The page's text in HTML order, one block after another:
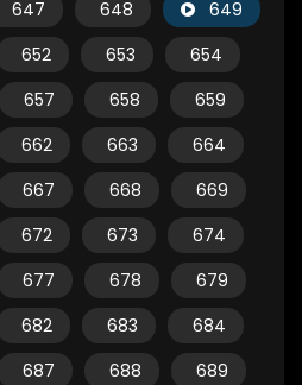
647 648
649
652 653
654
657 658
659
662 663
664
667 668
669
672 673
674
677 678
679
682 683
684
687 688
689